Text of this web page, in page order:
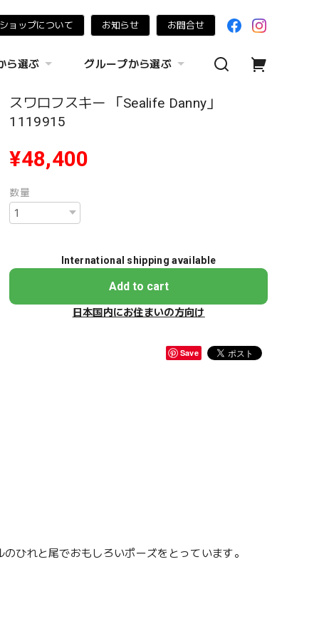
ョップについて お知らせ お問合せ
ら選ぶ グループから選ぶ
スワロフスキー 「Sealife Danny」
1119915
¥48,400
数量
International shipping available
Add to cart
日本国内にお住まいの方向け
Save
ひれと尾でおもしろいポーズをとっています。